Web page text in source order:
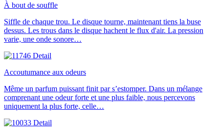
À bout de souffle
Siffle de chaque trou. Le disque tourne, maintenant tiens la buse
dessus. Les trous dans le disque hachent le flux d'air. La pression
varie, une onde sonore…
Accoutumance aux odeurs
Même un parfum puissant finit par s’estomper. Dans un mélange
comprenant une odeur forte et une plus faible, nous percevons
uniquement la plus forte, celle…